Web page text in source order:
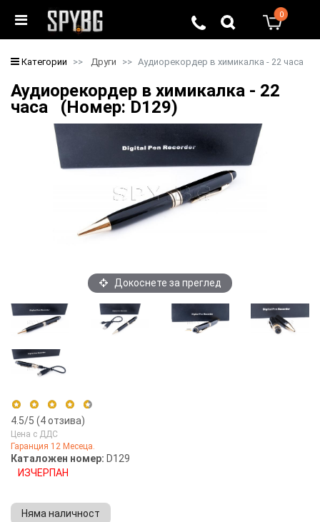
0
Категории Други Аудиорекордер в химикалка - 22 часа
Аудиорекордер в химикалка - 22
часа (Номер: D129)
Докоснете за преглед
4.5/5 (4отзива)
5 stars
4 stars
2 stars
Цена с ДДС
Гаранция 12 Месеца.
Каталожен номер: D129
ИЗЧЕРПАН
Няма наличност